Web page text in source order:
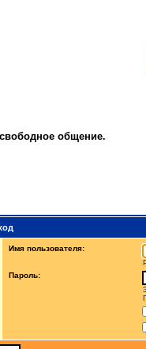
общение.
Имя пользователя:
Пароль: